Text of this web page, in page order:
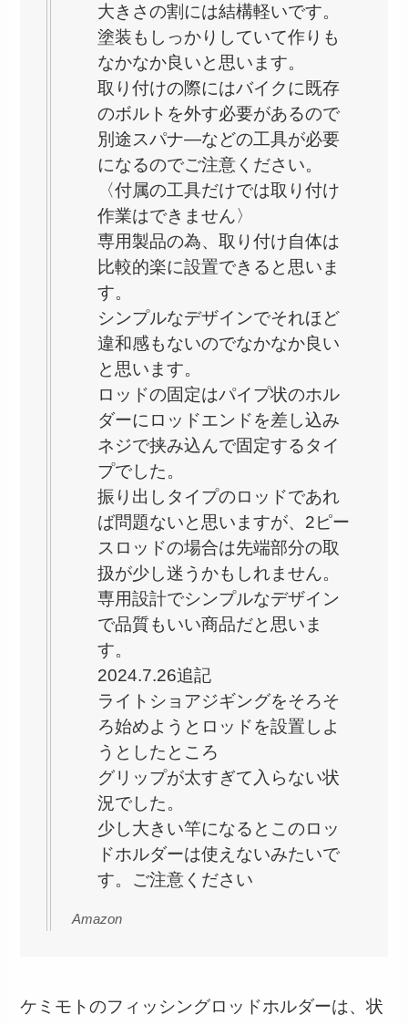
大きさの割には結構軽いです。
塗装もしっかりしていて作りも
なかなか良いと思います。
取り付けの際にはバイクに既存
のボルトを外す必要があるので
別途スパナ―などの工具が必要
になるのでご注意ください。
〈付属の工具だけでは取り付け
作業はできません〉
専用製品の為、取り付け自体は
比較的楽に設置できると思いま
す。
シンプルなデザインでそれほど
違和感もないのでなかなか良い
と思います。
ロッドの固定はパイプ状のホル
ダーにロッドエンドを差し込み
ネジで挟み込んで固定するタイ
プでした。
振り出しタイプのロッドであれ
ば問題ないと思いますが、2ピー
スロッドの場合は先端部分の取
扱が少し迷うかもしれません。
専用設計でシンプルなデザイン
で品質もいい商品だと思いま
す。
2024.7.26追記
ライトショアジギングをそろそ
ろ始めようとロッドを設置しよ
うとしたところ
グリップが太すぎて入らない状
況でした。
少し大きい竿になるとこのロッ
ドホルダーは使えないみたいで
す。ご注意ください
Amazon
ケミモトのフィッシングロッドホルダーは、状